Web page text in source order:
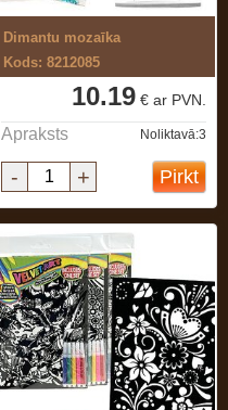
Dimantu mozaīka
Kods: 8212085
10.19 € ar PVN.
Apraksts Noliktavā:3
- + Pirkt